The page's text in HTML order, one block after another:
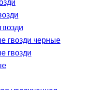
гвозди черные
гвозди